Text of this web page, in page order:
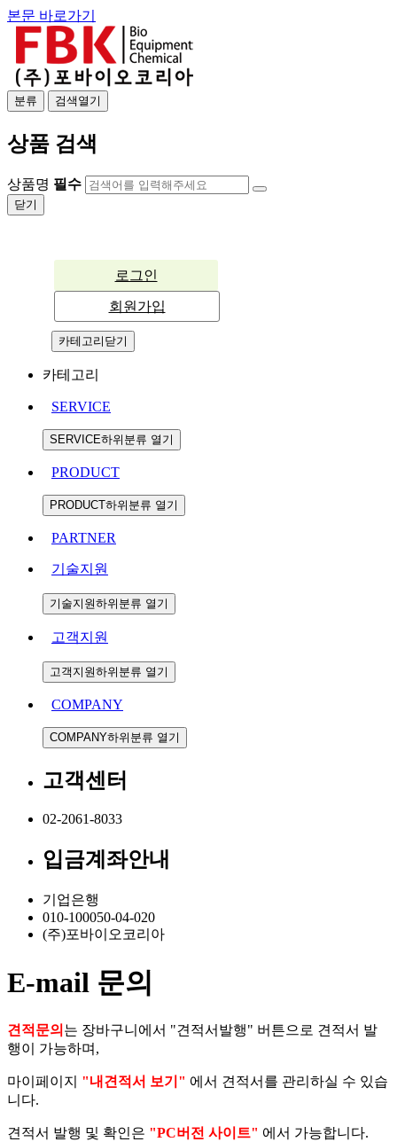
본문 바로가기
분류 검색열기
상품 검색
상품명 필수
닫기
로그인
회원가입
카테고리닫기
카테고리
SERVICE
SERVICE하위분류 열기
PRODUCT
PRODUCT하위분류 열기
PARTNER
기술지원
기술지원하위분류 열기
고객지원
고객지원하위분류 열기
COMPANY
COMPANY하위분류 열기
고객센터
02-2061-8033
입금계좌안내
기업은행
010-100050-04-020
(주)포바이오코리아
E-mail 문의
견적문의 는 장바구니에서 "견적서발행" 버튼으로 견적서 발
행이 가능하며,
마이페이지 "내견적서 보기" 에서 견적서를 관리하실 수 있습
니다.
견적서 발행 및 확인은 "PC버전 사이트" 에서 가능합니다.